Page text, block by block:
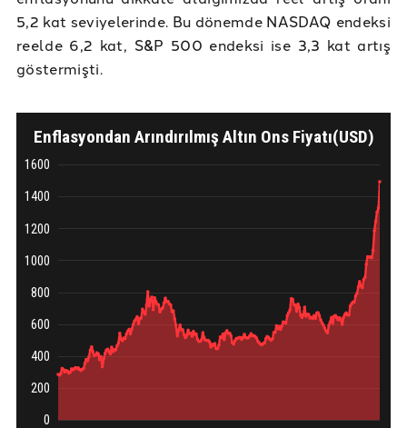
5,2 kat seviyelerinde. Bu dönemde NASDAQ endeksi
reelde 6,2 kat, S&P 500 endeksi ise 3,3 kat artış
göstermişti.